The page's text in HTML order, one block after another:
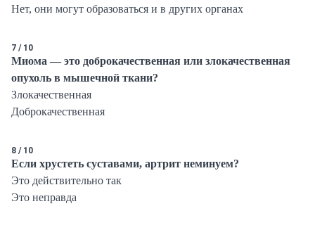
Нет, они могут образоваться и в других органах
7 / 10
Миома — это доброкачественная или злокачественная
опухоль в мышечной ткани?
Злокачественная
Доброкачественная
8 / 10
Если хрустеть суставами, артрит неминуем?
Это действительно так
Это неправда